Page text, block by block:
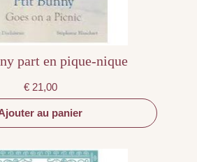
part en pique-nique
€ 21,00
au panier